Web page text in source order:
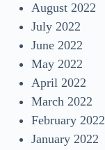
August 2022
July 2022
June 2022
May 2022
April 2022
March 2022
February 2022
January 2022